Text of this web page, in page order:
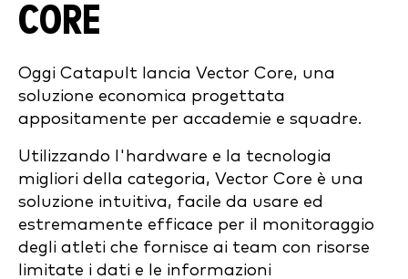
CORE
Oggi Catapult lancia Vector Core, una
soluzione economica progettata
appositamente per accademie e squadre.
Utilizzando l'hardware e la tecnologia
migliori della categoria, Vector Core è una
soluzione intuitiva, facile da usare ed
estremamente efficace per il monitoraggio
degli atleti che fornisce ai team con risorse
limitate i dati e le informazioni